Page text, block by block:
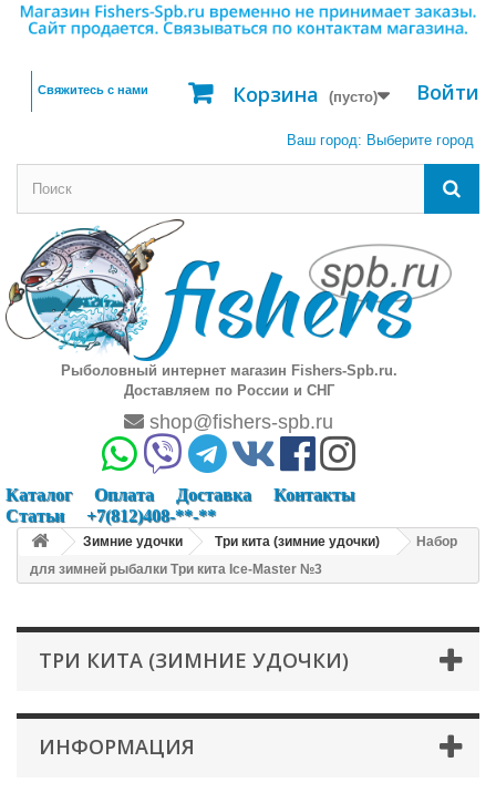
Войти
Корзина (пусто)
Свяжитесь с нами
Ваш город: Выберите город
Рыболовный интернет магазин Fishers-Spb.ru.
Доставляем по России и СНГ
shop@fishers-spb.ru
Каталог Оплата Доставка
Контакты
Статьи
+7(812)408-**-**
Зимние удочки Три кита (зимние удочки)
Набор
для зимней рыбалки Три кита Ice-Master №3
ТРИ КИТА (ЗИМНИЕ УДОЧКИ)
ИНФОРМАЦИЯ